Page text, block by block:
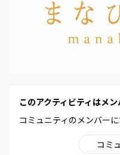
このアクティビティはメン
コミュニティのメンバー
コミ